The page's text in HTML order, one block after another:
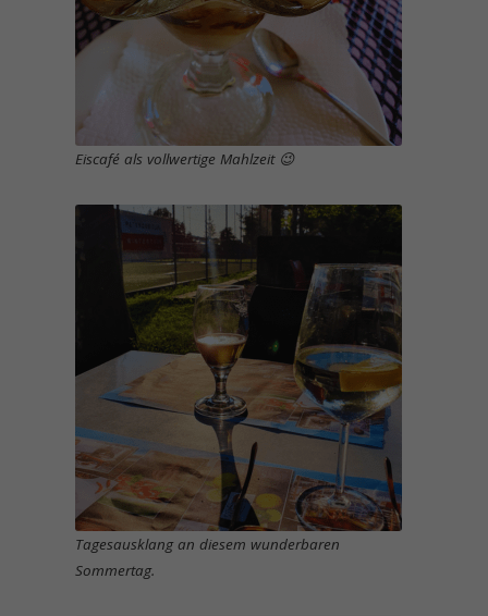
Eiscafé als vollwertige Mahlzeit 😉
Tagesausklang an diesem wunderbaren
Sommertag.